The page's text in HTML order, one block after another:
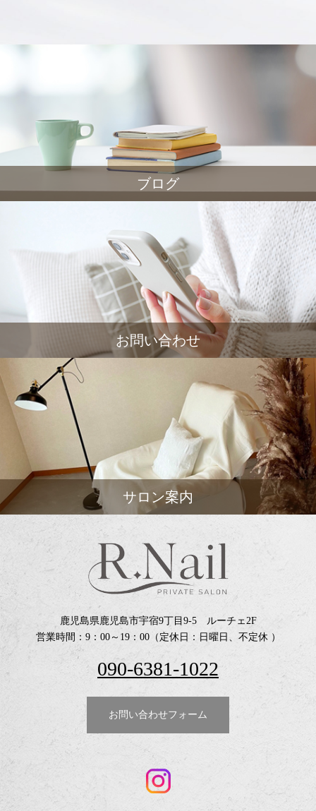
ブログ
お問い合わせ
サロン案内
鹿児島県鹿児島市宇宿9丁目9-5 ルーチェ2F
営業時間：9：00～19：00（定休日：日曜日、不定休 ）
090-6381-1022
お問い合わせフォーム